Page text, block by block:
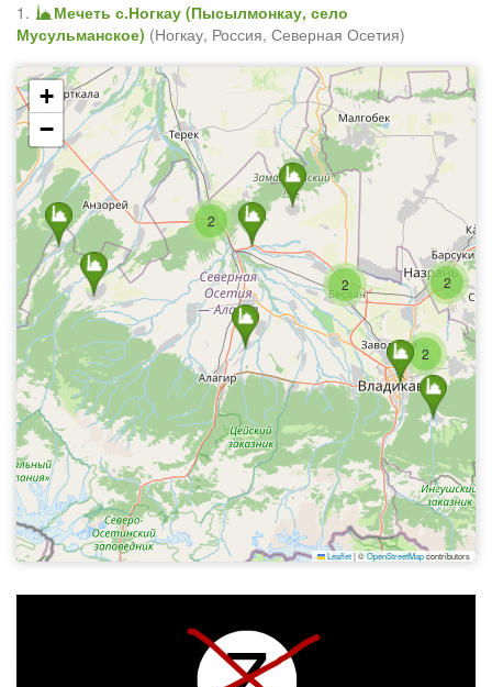
1.
Мечеть с.Ногкау (Пысылмонкау, село
Мусульманское) (Ногкау, Россия, Северная Осетия)
2
2
2
2
+
−
Leaflet|©OpenStreetMapcontributors